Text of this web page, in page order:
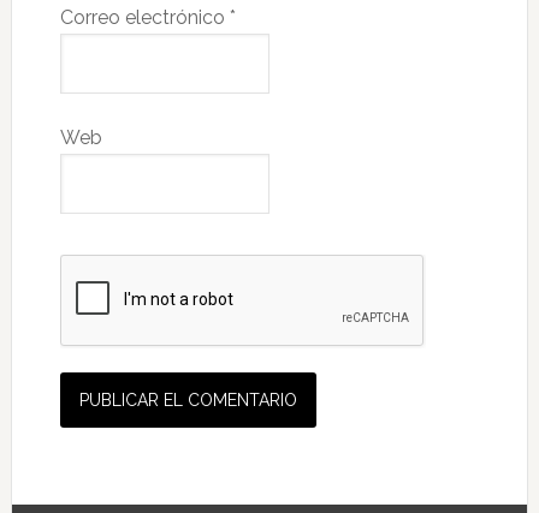
Correo electrónico *
Web